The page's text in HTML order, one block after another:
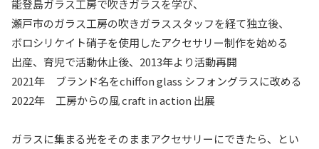
能登島ガラス工房で吹きガラスを学び、
瀬戸市のガラス工房の吹きガラススタッフを経て独立後、
ボロシリケイト硝子を使用したアクセサリー制作を始める
出産、育児で活動休止後、2013年より活動再開
2021年 ブランド名をchiffon glass シフォングラスに改める
2022年 工房からの風 craft in action 出展
ガラスに集まる光をそのままアクセサリーにできたら、とい